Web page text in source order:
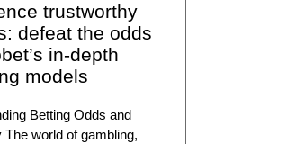
trustworthy
defeat the odds
in-depth
models
Betting Odds and
The world of gambling,